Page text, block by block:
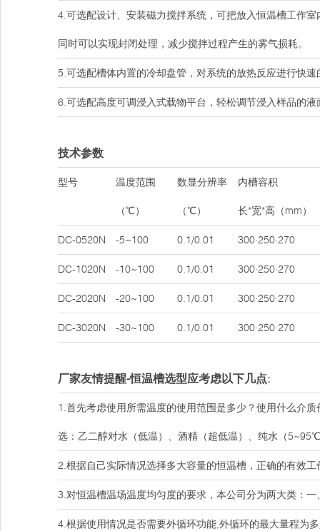
4.可选配设计、安装磁力搅拌系统，可把放入恒温槽工作
同时可以实现封闭处理，减少搅拌过程产生的雾气损耗。
5.可选配槽体内置的冷却盘管，对系统的放热反应进行快速
6.可选配高度可调浸入式载物平台，轻松调节浸入样品的液
技术参数
型号 温度范围
（℃）
数显分辨率
（℃）
内槽容积
长*宽*高（mm）
DC-0520N -5~100 0.1/0.01 300·250·270
DC-1020N -10~100 0.1/0.01 300·250·270
DC-2020N -20~100 0.1/0.01 300·250·270
DC-3020N -30~100 0.1/0.01 300·250·270
厂家友情提醒-恒温槽选型应考虑以下几点:
1.首先考虑使用所需温度的使用范围是多少？使用什么介
选：乙二醇对水（低温）、酒精（超低温）、纯水（
2.根据自己实际情况选择多大容量的恒温槽，正确的有效
3.对恒温槽温场温度均匀度的要求，本公司分为两大类：
4.根据使用情况是否需要外循环功能,外循环的最大量程为